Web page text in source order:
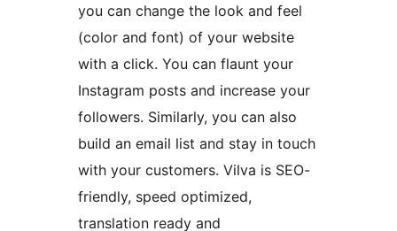
you can change the look and feel
(color and font) of your website
with a click. You can flaunt your
Instagram posts and increase your
followers. Similarly, you can also
build an email list and stay in touch
with your customers. Vilva is SEO-
friendly, speed optimized,
translation ready and